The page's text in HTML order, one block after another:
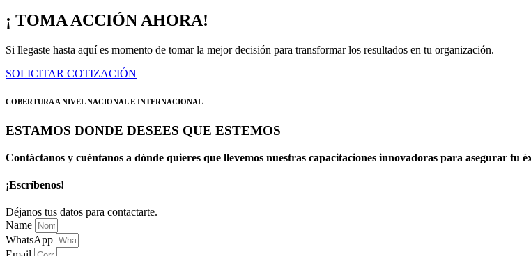
¡ TOMA ACCIÓN AHORA!
Si llegaste hasta aquí es momento de tomar la mejor decisión para transformar los resultados en tu organización.
SOLICITAR COTIZACIÓN
COBERTURA A NIVEL NACIONAL E INTERNACIONAL
ESTAMOS DONDE DESEES QUE ESTEMOS
Contáctanos y cuéntanos a dónde quieres que llevemos nuestras capacitaciones innovadoras para asegurar tu
¡Escríbenos!
Déjanos tus datos para contactarte.
Name
WhatsApp